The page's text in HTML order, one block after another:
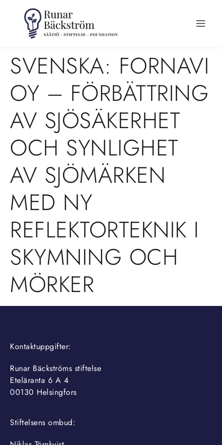
SVENSKA: FORNAVI
OY – FÖRBÄTTRING
AV SJÖSÄKERHET
OCH SYNLIGHET
AV SJÖMÄRKEN
MED NY
REFLEKTORTEKNIK I
SKYMNING OCH
MÖRKER
Kontaktuppgifter:
Runar Bäckströms stiftelse
Eteläranta 6 A 4
00130 Helsingfors
Stiftelsens ombud: